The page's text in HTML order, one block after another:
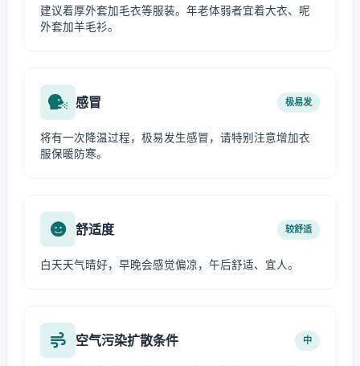
建议着厚外套加毛衣等服装。年老体弱者宜着大衣、呢
外套加羊毛衫。
感冒 极易发
将有一次降温过程，极易发生感冒，请特别注意增加衣
服保暖防寒。
舒适度 较舒适
白天天气晴好，早晚会感觉偏凉，午后舒适、宜人。
空气污染扩散条件 中